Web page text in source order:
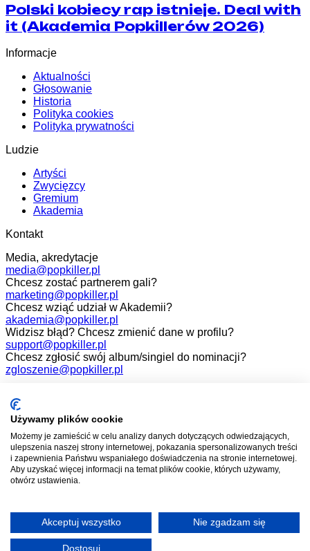
Polski kobiecy rap istnieje. Deal with
it (Akademia Popkillerów 2026)
Informacje
Aktualności
Głosowanie
Historia
Polityka cookies
Polityka prywatności
Ludzie
Artyści
Zwycięzcy
Gremium
Akademia
Kontakt
Media, akredytacje
media@popkiller.pl
Chcesz zostać partnerem gali?
marketing@popkiller.pl
Chcesz wziąć udział w Akademii?
akademia@popkiller.pl
Widzisz błąd? Chcesz zmienić dane w profilu?
support@popkiller.pl
Chcesz zgłosić swój album/singiel do nominacji?
zgloszenie@popkiller.pl
Instagram
YouTube
Projekt i realizacja:Mateusz Nowaczyk
Używamy plików cookie
Możemy je zamieścić w celu analizy danych dotyczących odwiedzających,
ulepszenia naszej strony internetowej, pokazania spersonalizowanych treści
i zapewnienia Państwu wspaniałego doświadczenia na stronie internetowej.
Aby uzyskać więcej informacji na temat plików cookie, których używamy,
otwórz ustawienia.
Akceptuj wszystko Nie zgadzam się
Dostosuj